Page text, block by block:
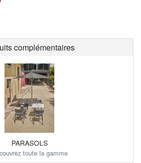
complémentaires
PARASOLS
toute la gamme